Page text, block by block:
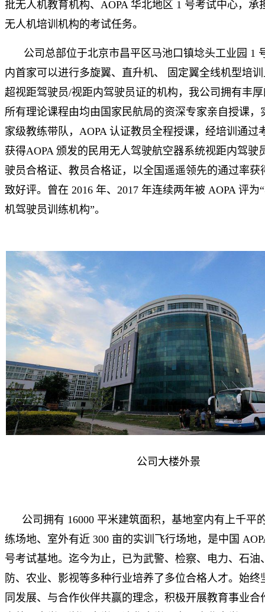
批无人机教育机构、AOPA 华北地区 1 号考试中心，承
无人机培训机构的考试任务。
公司总部位于北京市昌平区马池口镇埝头工业园 1
内首家可以进行多旋翼、直升机、 固定翼全线机型培
超视距驾驶员/视距内驾驶员证的机构，我公司拥有丰
所有理论课程由均由国家民航局的资深专家亲自授课，
家级教练带队，AOPA 认证教员全程授课，经培训通过
获得AOPA 颁发的民用无人驾驶航空器系统视距内驾驶
驶员合格证、教员合格证，以全国遥遥领先的通过率获
致好评。曾在 2016 年、2017 年连续两年被 AOPA 评为
机驾驶员训练机构”。
公司大楼外景
公司拥有 16000 平米建筑面积，基地室内有上千平
练场地、室外有近 300 亩的实训飞行场地，是中国
号考试基地。迄今为止，已为武警、检察、电力、石油
防、农业、影视等多种行业培养了多位合格人才。始终
同发展、与合作伙伴共赢的理念，积极开展教育事业合